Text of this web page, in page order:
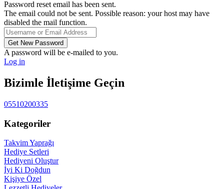
Password reset email has been sent.
The email could not be sent. Possible reason: your host may have
disabled the mail function.
A password will be e-mailed to you.
Log in
Bizimle İletişime Geçin
05510200335
Kategoriler
Takvim Yaprağı
Hediye Setleri
Hediyeni Oluştur
İyi Ki Doğdun
Kişiye Özel